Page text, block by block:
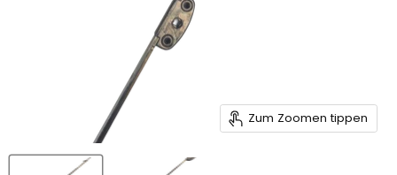
Zum Zoomen tippen